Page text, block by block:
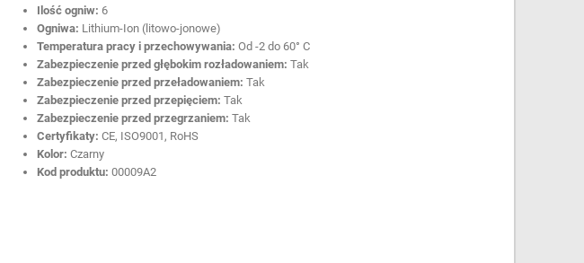
Ilość ogniw: 6
Ogniwa: Lithium-Ion (litowo-jonowe)
Temperatura pracy i przechowywania: Od -2 do 60° C
Zabezpieczenie przed głębokim rozładowaniem: Tak
Zabezpieczenie przed przeładowaniem: Tak
Zabezpieczenie przed przepięciem: Tak
Zabezpieczenie przed przegrzaniem: Tak
Certyfikaty: CE, ISO9001, RoHS
Kolor: Czarny
Kod produktu: 00009A2